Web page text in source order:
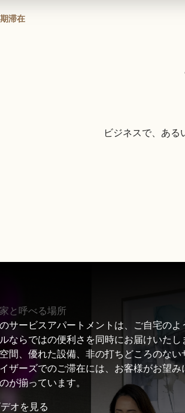
滞在
ビジネスで、あ
と呼べる場所
サービスアパートメントは、ご自宅のよ
ならではの便利さを同時にお届けいたし
間、優れた設備、非の打ちどころのない
ザーズでのご滞在には、お客様がお望み
が揃っています。
オを見る